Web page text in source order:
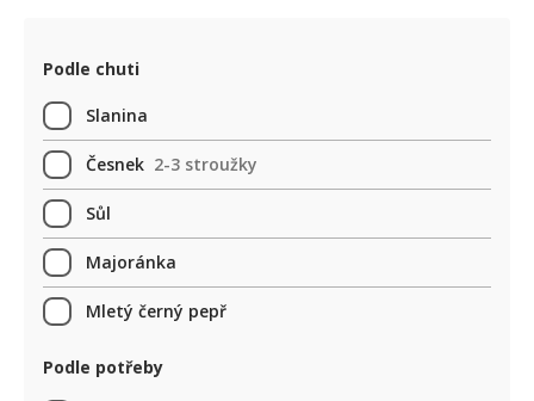
Podle chuti
Slanina
Česnek 2-3 stroužky
Sůl
Majoránka
Mletý černý pepř
Podle potřeby